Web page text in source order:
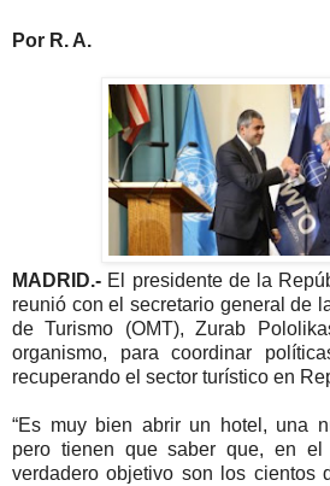
Por R. A.
MADRID.- El presidente de la
reunió con el secretario general de
de Turismo (OMT), Zurab
organismo, para coordinar
recuperando el sector turístico en
“Es muy bien abrir un hotel, una
pero tienen que saber que, en el
verdadero objetivo son los cientos